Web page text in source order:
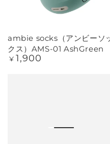
ambie socks（アンビーソ
クス）AMS-01 AshGreen
定
¥ 1,900